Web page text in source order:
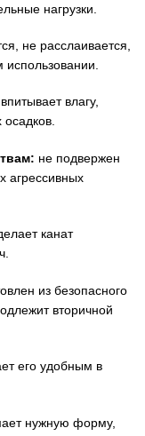
нагрузки.
не расслаивается,
влагу,
не подвержен
агрессивных
канат
из безопасного
вторичной
его удобным в
нужную форму,